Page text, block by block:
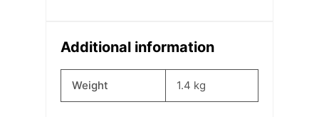
Additional information
Weight 1.4 kg